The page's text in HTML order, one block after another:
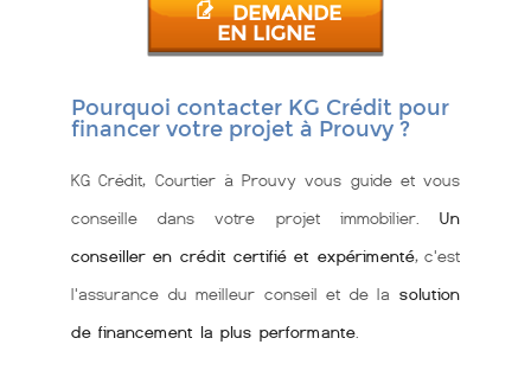
DEMANDE
EN LIGNE
Pourquoi contacter KG Crédit pour
financer votre projet à Prouvy ?
KG Crédit, Courtier à Prouvy vous guide et vous
conseille dans votre projet immobilier. Un
conseiller en crédit certifié et expérimenté, c'est
l'assurance du meilleur conseil et de la solution
de financement la plus performante